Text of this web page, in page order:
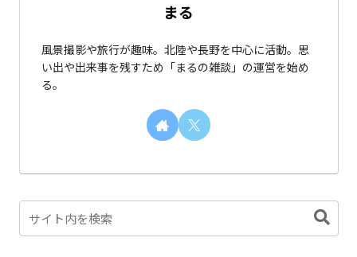
まる
風景撮影や旅行が趣味。北陸や長野を中心に活動。思
い出や出来事を残すため「まるの雑談」の運営を始め
る。